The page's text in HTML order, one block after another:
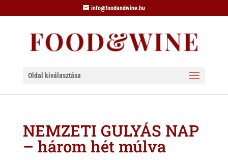
info@foodandwine.hu
Oldal kiválasztása
NEMZETI GULYÁS NAP
– három hét múlva